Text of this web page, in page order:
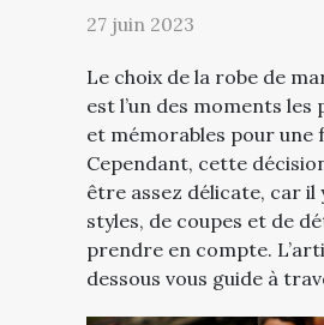
27 juin 2023
Le choix de la robe de
est l’un des moments les
et mémorables pour une
Cependant, cette
être assez délicate, car il
styles, de coupes et de
prendre en compte.
dessous vous guide à